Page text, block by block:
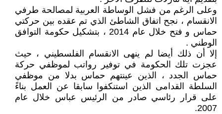
وعلى الرغم من فشل الوساطة العربية لمصالحة طرفي
الانقسام ، نجح اتفاق الشاطئ الذي تم عقده بين حركتي
حماس و فتح خلال عام 2014 ، بتشكيل حكومة التوافق
الوطني .
إلا أن ذلك أيضا لم ينهى الانقسام الفلسطيني ، حيث
عجزت تلك الحكومة في توفير رواتب لموظفي حركة
حماس الجدد ، الذين عينتهم حماس بدلا من موظفي
السلطة القدامى الذين استنكفوا سابقا عن العمل بناءً
على قرار رئاسي صادر من الرئيس عباس خلال عام
2007.